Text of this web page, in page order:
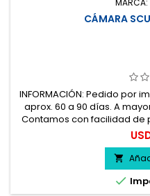
MARCA:
CÁMARA
INFORMACIÓN: Pedido por
aprox. 60 a 90 días. A
Contamos con facilidad de
del

